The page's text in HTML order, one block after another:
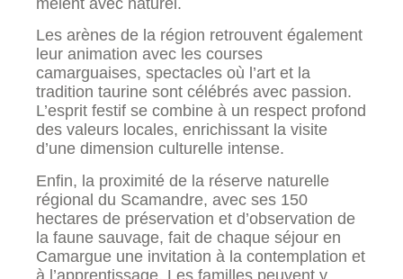
Les arènes de la région retrouvent également
leur animation avec les courses
camarguaises, spectacles où l’art et la
tradition taurine sont célébrés avec passion.
L’esprit festif se combine à un respect profond
des valeurs locales, enrichissant la visite
d’une dimension culturelle intense.
Enfin, la proximité de la réserve naturelle
régional du Scamandre, avec ses 150
hectares de préservation et d’observation de
la faune sauvage, fait de chaque séjour en
Camargue une invitation à la contemplation et
à l’apprentissage. Les familles peuvent y